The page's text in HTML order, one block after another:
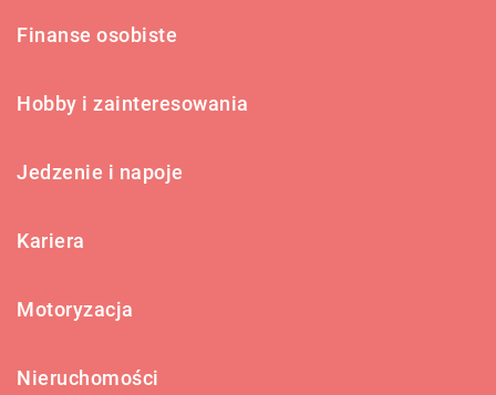
Finanse osobiste
Hobby i zainteresowania
Jedzenie i napoje
Kariera
Motoryzacja
Nieruchomości